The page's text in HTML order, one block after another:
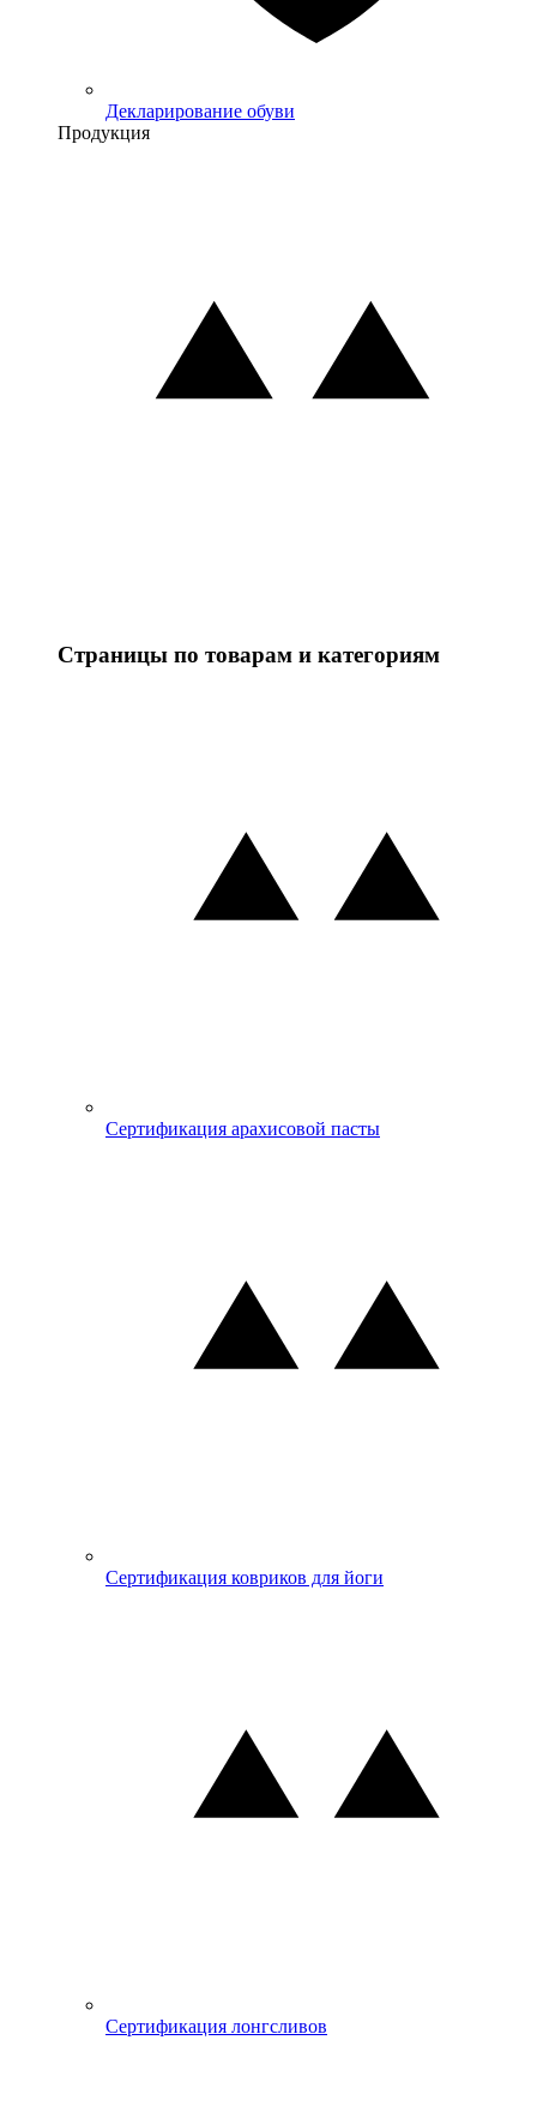
Декларирование обуви
Продукция
Страницы по товарам и категориям
Сертификация арахисовой пасты
Сертификация ковриков для йоги
Сертификация лонгсливов